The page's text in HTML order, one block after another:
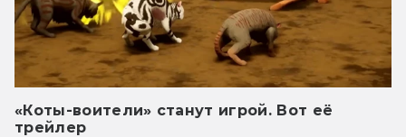
«Коты-воители» станут игрой. Вот её
трейлер